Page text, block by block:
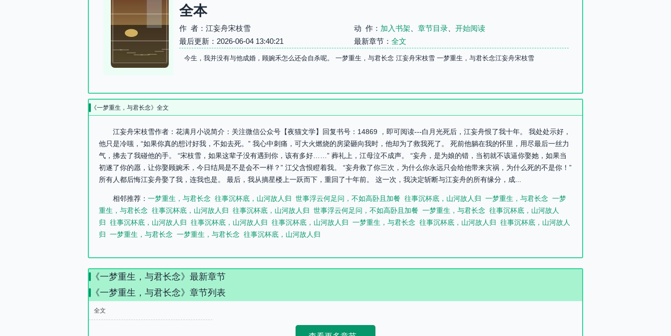
全本
作 者：江妄舟宋枝雪 动 作： 加入书架 章节目录
开始阅读
最后更新：2026-06-04 13:40:21
最新章节： 全文
今生，我并没有与他成婚，顾婉禾怎么还会自杀呢。 一梦重生，与君长念 江妄舟宋枝雪 一梦重生，与君长念江妄舟宋枝雪
《一梦重生，与君长念》全文
江妄舟宋枝雪作者：花满月小说简介：关注微信公众号【夜猫文学】回复书号：14869 ，即可阅读---白月光死后，江妄舟恨了我十年。 我处处示好，
他只是冷嗤，“如果你真的想讨好我，不如去死。” 我心中刺痛，可大火燃烧的房梁砸向我时，他却为了救我死了。 死前他躺在我的怀里，用尽最后一丝力
气，拂去了我碰他的手。 “宋枝雪，如果这辈子没有遇到你，该有多好……” 葬礼上，江母泣不成声。 “妄舟，是为娘的错，当初就不该逼你娶她，如果当
初遂了你的愿，让你娶顾婉禾，今日结局是不是会不一样？” 江父含恨瞪着我。 “妄舟救了你三次，为什么你永远只会给他带来灾祸，为什么死的不是你！”
所有人都后悔江妄舟娶了我，连我也是。 最后，我从摘星楼上一跃而下，重回了十年前。 这一次，我决定斩断与江妄舟的所有缘分，成...
相邻推荐： 一梦重生，与君长念 往事沉杯底，山河故人归 世事浮云何足问，不如高卧且加餐 往事沉杯底，山河故人归 一梦重生，与君长念 一梦
重生，与君长念 往事沉杯底，山河故人归 往事沉杯底，山河故人归 世事浮云何足问，不如高卧且加餐 一梦重生，与君长念 往事沉杯底，山河故人
归 往事沉杯底，山河故人归 往事沉杯底，山河故人归 往事沉杯底，山河故人归 一梦重生，与君长念 往事沉杯底，山河故人归 往事沉杯底，山河故人
归 一梦重生，与君长念 一梦重生，与君长念 往事沉杯底，山河故人归
《一梦重生，与君长念》最新章节
《一梦重生，与君长念》章节列表
全文